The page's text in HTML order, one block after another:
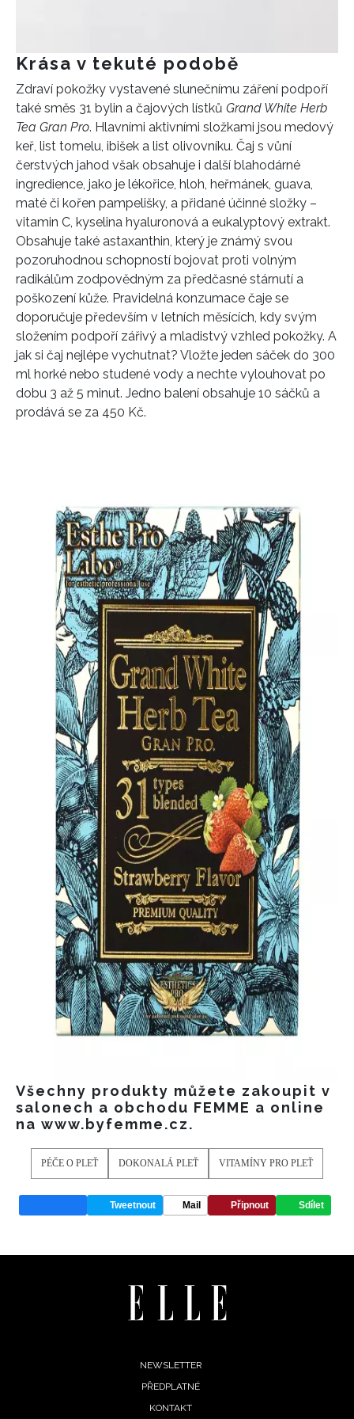
INFORMACE
REDAKCE
Přihlášením k newsletteru souhlasíte s
Krása v tekuté podobě
Zdraví pokožky vystavené slunečnímu záření podpoří
také směs 31 bylin a čajových lístků Grand White Herb
Tea Gran Pro. Hlavními aktivními složkami jsou medový
keř, list tomelu, ibišek a list olivovníku. Čaj s vůní
čerstvých jahod však obsahuje i další blahodárné
ingredience, jako je lékořice, hloh, heřmánek, guava,
maté či kořen pampelišky, a přidané účinné složky –
vitamin C, kyselina hyaluronová a eukalyptový extrakt.
Obsahuje také astaxanthin, který je známý svou
pozoruhodnou schopností bojovat proti volným
radikálům zodpovědným za předčasné stárnutí a
poškození kůže. Pravidelná konzumace čaje se
doporučuje především v letních měsících, kdy svým
složením podpoří zářivý a mladistvý vzhled pokožky. A
jak si čaj nejlépe vychutnat? Vložte jeden sáček do 300
ml horké nebo studené vody a nechte vylouhovat po
dobu 3 až 5 minut. Jedno balení obsahuje 10 sáčků a
prodává se za 450 Kč.
Všechny produkty můžete zakoupit v
salonech a obchodu FEMME a online
na www.byfemme.cz.
PÉČE O PLEŤ DOKONALÁ PLEŤ VITAMÍNY PRO PLEŤ
Tweetnout Mail Připnout Sdílet
NEWSLETTER
PŘEDPLATNÉ
KONTAKT